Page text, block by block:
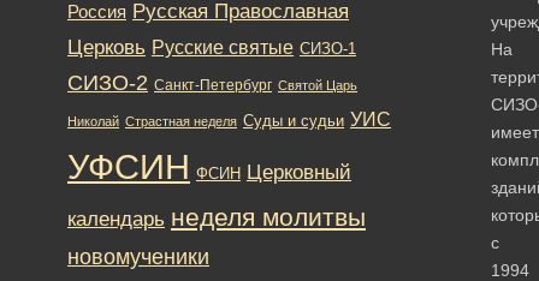
На
с
1994
Россия Русская Православная
Церковь Русские святые СИЗО-1
СИЗО-2 Санкт-Петербург Святой Царь
Николай Страстная неделя Суды и судьи УИС
УФСИН ФСИН Церковный
календарь неделя молитвы
новомученики